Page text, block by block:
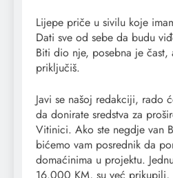
Lijepe priče u sivilu koje
Dati sve od sebe da budu
Biti dio nje, posebna je čast,
priključiš.
Javi se našoj redakciji, rado
da donirate sredstva za
Vitinici. Ako ste negdje van
bićemo vam posrednik da
domaćinima u projektu.